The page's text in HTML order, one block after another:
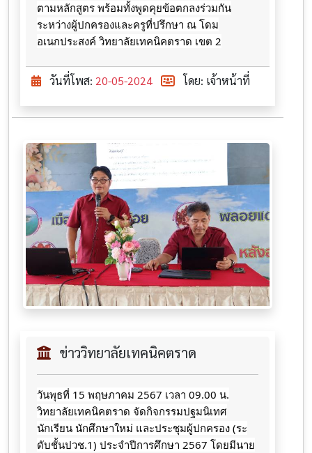
ตามหลักสูตร พร้อมทั้งพูดคุยข้อตกลงร่วมกัน
ระหว่างผู้ปกครองและครูที่ปรึกษา ณ โดม
อเนกประสงค์ วิทยาลัยเทคนิคตราด เขต 2
วันที่โพส: 20-05-2024 โดย: เจ้าหน้าที่
ข่าววิทยาลัยเทคนิคตราด
วันพุธที่ 15 พฤษภาคม 2567 เวลา 09.00 น.
วิทยาลัยเทคนิคตราด จัดกิจกรรมปฐมนิเทศ
นักเรียน นักศึกษาใหม่ และประชุมผู้ปกครอง (ระ
ดับชั้นปวช.1) ประจำปีการศึกษา 2567 โดยมีนาย